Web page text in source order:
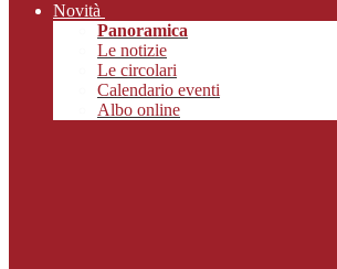
Novità
Panoramica
Le notizie
Le circolari
Calendario eventi
Albo online